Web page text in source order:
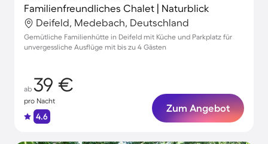
Familienfreundliches Chalet | Naturblick
Deifeld, Medebach, Deutschland
Gemütliche Familienhütte in Deifeld mit Küche und Parkplatz für
unvergessliche Ausflüge mit bis zu 4 Gästen
ab 39 €
pro Nacht
4.6
Zum Angebot